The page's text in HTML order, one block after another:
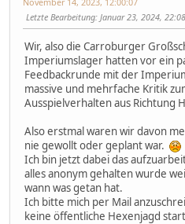
Letzte Bearbeitung: Januar 23, 2024,
Wir, also die Carroburger
Imperiumslager hatten vor ein
Feedbackrunde mit der
massive und mehrfache Kritik
Ausspielverhalten aus Richtung
Also erstmal waren wir davon
nie gewollt oder geplant war.
Ich bin jetzt dabei das
alles anonym gehalten wurde
wann was getan hat.
Ich bitte mich per Mail
keine öffentliche Hexenjagd